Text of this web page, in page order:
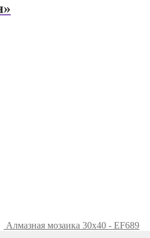
Алмазная мозаика 30x40 - EF689